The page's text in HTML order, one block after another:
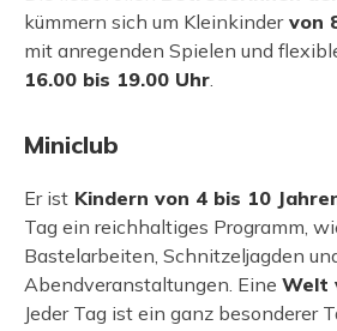
kümmern sich um Kleinkindervon
mit anregenden Spielen und
16.00 bis 19.00 Uhr
Miniclub
Er ist Kindern von 4 bis 10
Tag ein reichhaltiges Programm,
Bastelarbeiten, Schnitzeljagden
Abendveranstaltungen. Eine Welt
Jeder Tag ist ein ganz besonderer